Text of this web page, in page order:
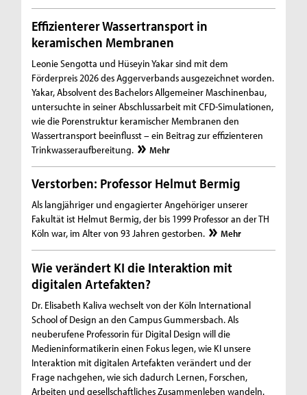
Effizienterer Wassertransport in
keramischen Membranen
Leonie Sengotta und Hüseyin Yakar sind mit dem
Förderpreis 2026 des Aggerverbands ausgezeichnet worden.
Yakar, Absolvent des Bachelors Allgemeiner Maschinenbau,
untersuchte in seiner Abschlussarbeit mit CFD-Simulationen,
wie die Porenstruktur keramischer Membranen den
Wassertransport beeinflusst – ein Beitrag zur effizienteren
Trinkwasseraufbereitung.
Mehr
Verstorben: Professor Helmut Bermig
Als langjähriger und engagierter Angehöriger unserer
Fakultät ist Helmut Bermig, der bis 1999 Professor an der TH
Köln war, im Alter von 93 Jahren gestorben.
Mehr
Wie verändert KI die Interaktion mit
digitalen Artefakten?
Dr. Elisabeth Kaliva wechselt von der Köln International
School of Design an den Campus Gummersbach. Als
neuberufene Professorin für Digital Design will die
Medieninformatikerin einen Fokus legen, wie KI unsere
Interaktion mit digitalen Artefakten verändert und der
Frage nachgehen, wie sich dadurch Lernen, Forschen,
Arbeiten und gesellschaftliches Zusammenleben wandeln.